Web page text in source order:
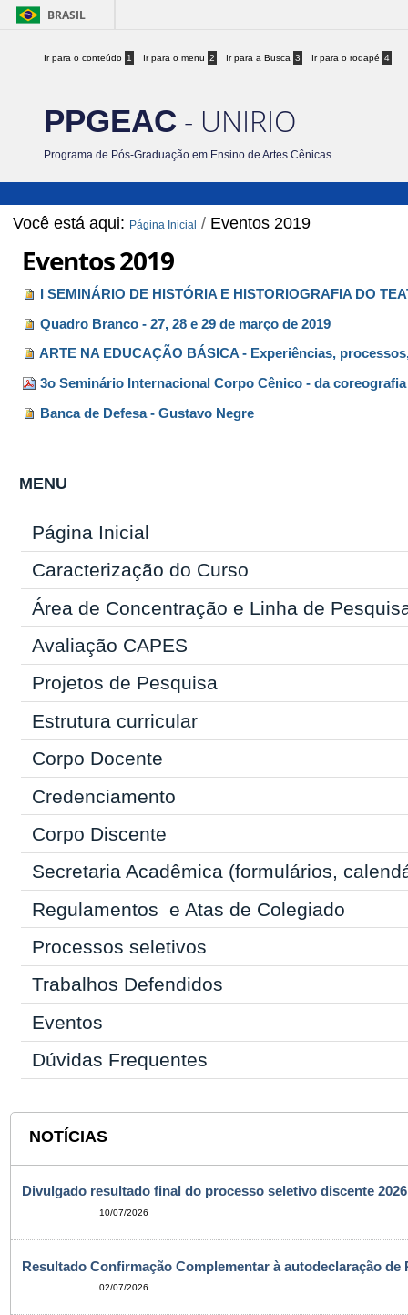
BRASIL
Ir para o conteúdo 1 Ir para o menu 2 Ir para a Busca 3 Ir para o rodapé 4
PPGEAC - UNIRIO
Programa de Pós-Graduação em Ensino de Artes Cênicas
Você está aqui: Página Inicial / Eventos 2019
Eventos 2019
I SEMINÁRIO DE HISTÓRIA E HISTORIOGRAFIA DO
Quadro Branco - 27, 28 e 29 de março de 2019
ARTE NA EDUCAÇÃO BÁSICA - Experiências,
3o Seminário Internacional Corpo Cênico - da
Banca de Defesa - Gustavo Negre
MENU
Página Inicial
Caracterização do Curso
Área de Concentração e Linha de
Avaliação CAPES
Projetos de Pesquisa
Estrutura curricular
Corpo Docente
Credenciamento
Corpo Discente
Secretaria Acadêmica (formulários,
Regulamentos e Atas de Colegiado
Processos seletivos
Trabalhos Defendidos
Eventos
Dúvidas Frequentes
NOTÍCIAS
Divulgado resultado final do processo seletivo discente 2026
10/07/2026
Resultado Confirmação Complementar à autodeclaração de
02/07/2026